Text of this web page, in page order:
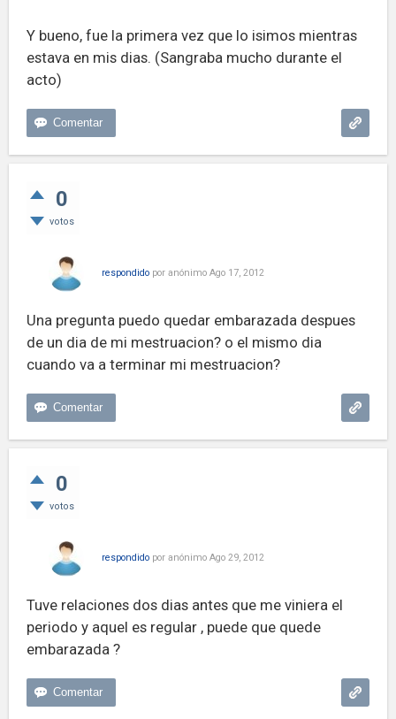
Y bueno, fue la primera vez que lo isimos mientras
estava en mis dias. (Sangraba mucho durante el
acto)
0
votos
respondido por anónimo Ago 17, 2012
Una pregunta puedo quedar embarazada despues
de un dia de mi mestruacion? o el mismo dia
cuando va a terminar mi mestruacion?
0
votos
respondido por anónimo Ago 29, 2012
Tuve relaciones dos dias antes que me viniera el
periodo y aquel es regular , puede que quede
embarazada ?